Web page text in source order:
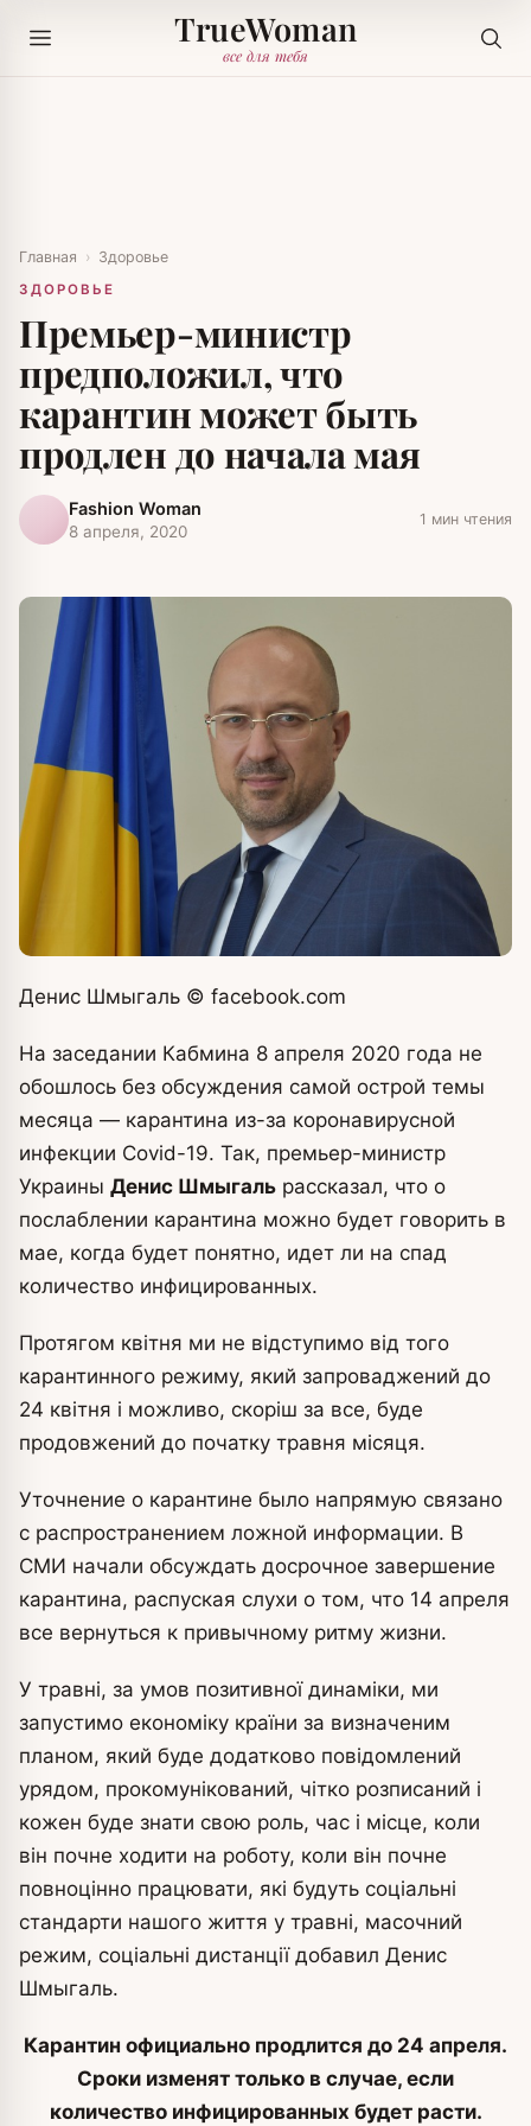
TrueWoman
все для тебя
Главная › Здоровье
ЗДОРОВЬЕ
Премьер-министр
предположил, что
карантин может быть
продлен до начала мая
Fashion Woman
8 апреля, 2020
1 мин чтения
Денис Шмыгаль © facebook.com
На заседании Кабмина 8 апреля 2020 года не
обошлось без обсуждения самой острой темы
месяца — карантина из-за коронавирусной
инфекции Covid-19. Так, премьер-министр
Украины Денис Шмыгаль рассказал, что о
послаблении карантина можно будет говорить в
мае, когда будет понятно, идет ли на спад
количество инфицированных.
Протягом квітня ми не відступимо від того
карантинного режиму, який запроваджений до
24 квітня і можливо, скоріш за все, буде
продовжений до початку травня місяця.
Уточнение о карантине было напрямую связано
с распространением ложной информации. В
СМИ начали обсуждать досрочное завершение
карантина, распуская слухи о том, что 14 апреля
все вернуться к привычному ритму жизни.
У травні, за умов позитивної динаміки, ми
запустимо економіку країни за визначеним
планом, який буде додатково повідомлений
урядом, прокомунікований, чітко розписаний і
кожен буде знати свою роль, час і місце, коли
він почне ходити на роботу, коли він почне
повноцінно працювати, які будуть соціальні
стандарти нашого життя у травні, масочний
режим, соціальні дистанції добавил Денис
Шмыгаль.
Карантин официально продлится до 24 апреля.
Сроки изменят только в случае, если
количество инфицированных будет расти.